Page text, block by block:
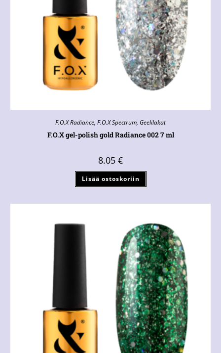
F.O.X Radiance, F.O.X Spectrum, Geelilakat
F.O.X gel-polish gold Radiance 002 7 ml
8.05 €
Lisää ostoskoriin